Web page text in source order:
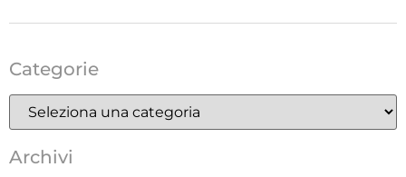
Categorie
Archivi